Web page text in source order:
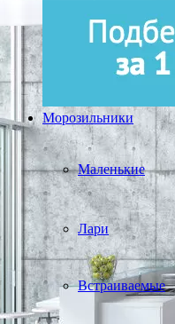
Морозильники
Маленькие
Лари
Встраиваемые